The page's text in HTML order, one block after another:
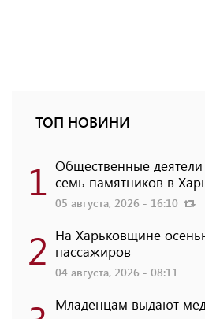
ТОП НОВИНИ
1 Общественные деятели
семь памятников в
05 августа, 2026 - 16:10
2 На Харьковщине
пассажиров
04 августа, 2026 - 08:11
Младенцам выдают